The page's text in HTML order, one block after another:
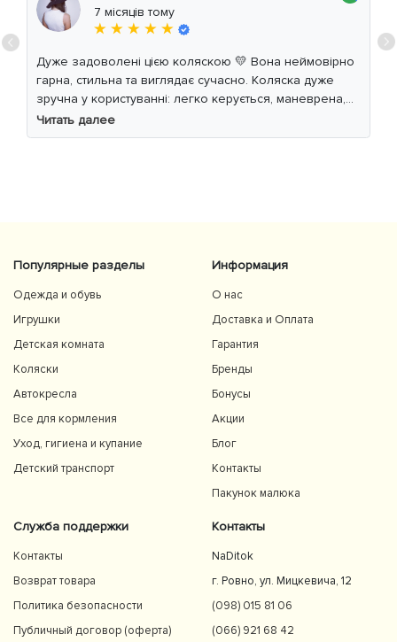
7 місяців тому
★ ★ ★ ★ ★
Дуже задоволені цією коляскою 💛 Вона неймовірно
гарна, стильна та виглядає сучасно. Коляска дуже
зручна у користуванні: легко керується, маневрена,
м’який хід навіть по нерівній дорозі. Дитині
комфортно, просторе сидіння та великий капюшон
Читать далее
Популярные разделы
Одежда и обувь
Игрушки
Детская комната
Коляски
Автокресла
Все для кормления
Уход, гигиена и купание
Детский транспорт
Информация
О нас
Доставка и Оплата
Гарантия
Бренды
Бонусы
Акции
Блог
Контакты
Пакунок малюка
Служба поддержки
Контакты
Возврат товара
Политика безопасности
Публичный договор (оферта)
Контакты
NaDitok
г. Ровно, ул. Мицкевича, 12
(098) 015 81 06
(066) 921 68 42